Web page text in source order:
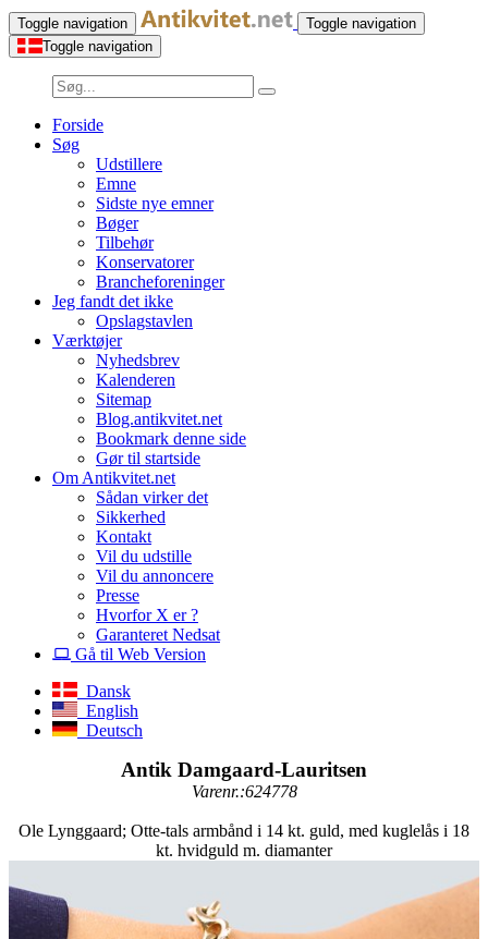
Toggle navigation
Toggle navigation
Toggle navigation
Forside
Søg
Udstillere
Emne
Sidste nye emner
Bøger
Tilbehør
Konservatorer
Brancheforeninger
Jeg fandt det ikke
Opslagstavlen
Værktøjer
Nyhedsbrev
Kalenderen
Sitemap
Blog.antikvitet.net
Bookmark denne side
Gør til startside
Om Antikvitet.net
Sådan virker det
Sikkerhed
Kontakt
Vil du udstille
Vil du annoncere
Presse
Hvorfor X er ?
Garanteret Nedsat
Gå til Web Version
Dansk
English
Deutsch
Antik Damgaard-Lauritsen
Varenr.:624778
Ole Lynggaard; Otte-tals armbånd i 14 kt. guld, med kuglelås i 18
kt. hvidguld m. diamanter